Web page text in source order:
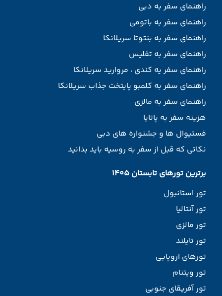
راهنمای سفر به دبی
راهنمای سفر به باتومی
راهنمای سفر به بنتوتا سریلانکا
راهنمای سفر به تفلیس
راهنمای سفر یه کندی ، مروارید سریلانکا
راهنمای سفر به کلمبو پایتخت جذاب سریلانکا
راهنمای سفر به مالزی
هزینه سفر به پاتایا
فستیوال ها و جشنواره های دبی
نکاتی که قبل از سفر به روسیه باید بدانید
برترین تورهای تابستان 1405
تور استانبول
تور آنتالیا
تور مالزی
تور تایلند
تورهای اروپایی
تور ویتنام
تور آفریقای جنوبی